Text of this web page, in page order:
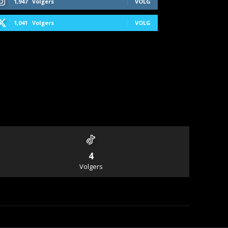
1,041 Volgers VOLG
4
Volgers